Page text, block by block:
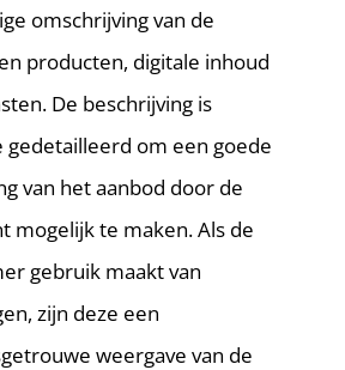
omschrijving van de
producten, digitale inhoud
De beschrijving is
gedetailleerd om een goede
van het aanbod door de
mogelijk te maken. Als de
gebruik maakt van
zijn deze een
weergave van de